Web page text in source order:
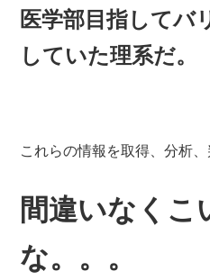
医学部目指してバ
していた理系だ。
これらの情報を取得、分析、
間違いなくこ
な。。。